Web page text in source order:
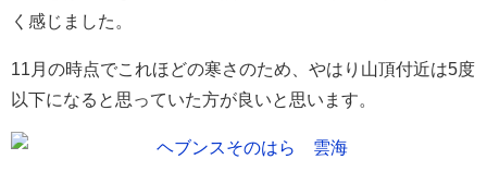
く感じました。
11月の時点でこれほどの寒さのため、やはり山頂付近は5度
以下になると思っていた方が良いと思います。